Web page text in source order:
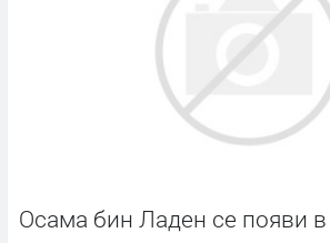
Осама бин Ладен се появи